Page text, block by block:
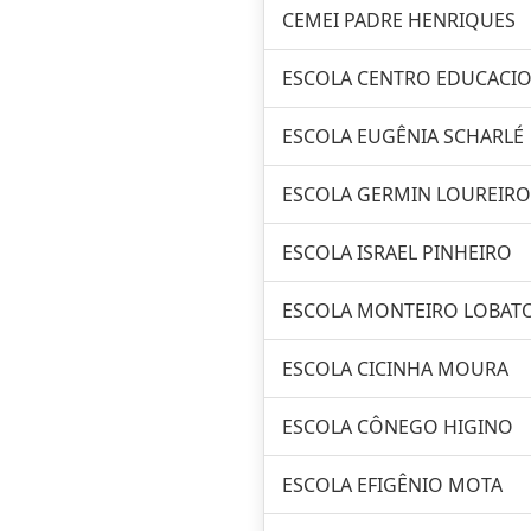
CEMEI PADRE HENRIQUES
ESCOLA CENTRO
ESCOLA EUGÊNIA SCHARLÉ
ESCOLA GERMIN LOUREIRO
ESCOLA ISRAEL PINHEIRO
ESCOLA MONTEIRO
ESCOLA CICINHA MOURA
ESCOLA CÔNEGO HIGINO
ESCOLA EFIGÊNIO MOTA